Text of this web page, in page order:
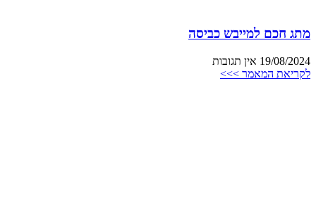
מתג חכם למייבש כביסה
19/08/2024 אין תגובות
לקריאת המאמר >>>